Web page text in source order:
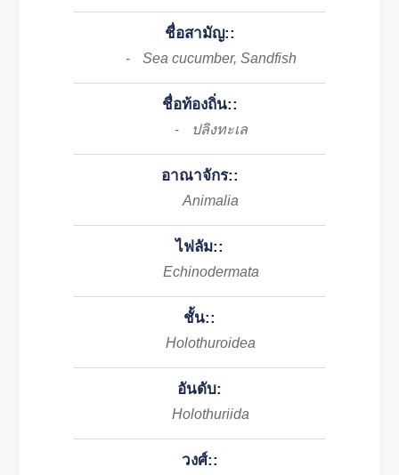
ชื่อสามัญ::
- Sea cucumber, Sandfish
ชื่อท้องถิ่น::
- ปลิงทะเล
อาณาจักร::
Animalia
ไฟลัม::
Echinodermata
ชั้น::
Holothuroidea
อันดับ:
Holothuriida
วงศ์::